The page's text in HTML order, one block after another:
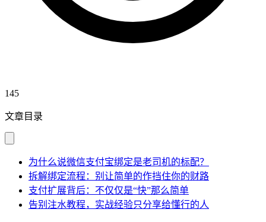
145
文章目录
为什么说微信支付宝绑定是老司机的标配？
拆解绑定流程：别让简单的作挡住你的财路
支付扩展背后：不仅仅是“快”那么简单
告别注水教程，实战经验只分享给懂行的人